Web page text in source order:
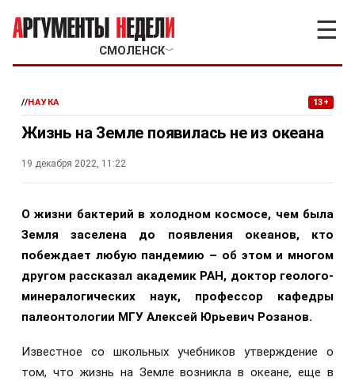
СМОЛЕНСК﹀
☰
//НАУКА 13+
Жизнь на Земле появилась не из океана
19 декабря 2022, 11:22
О жизни бактерий в холодном космосе, чем была
Земля заселена до появления океанов, кто
побеждает любую пандемию – об этом и многом
другом рассказал академик РАН, доктор геолого-
минералогических наук, профессор кафедры
палеонтологии МГУ Алексей Юрьевич Розанов.
Известное со школьных учебников утверждение о
том, что жизнь на Земле возникла в океане, еще в